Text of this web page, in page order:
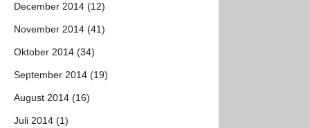
December 2014 (12)
November 2014 (41)
Oktober 2014 (34)
September 2014 (19)
August 2014 (16)
Juli 2014 (1)